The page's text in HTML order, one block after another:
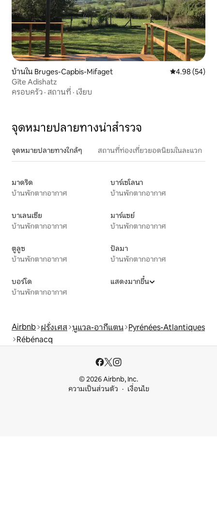
บ้านใน Bruges-Capbis-Mifaget คะแนนเฉลี่ย
4.98 (54)
Gîte Adishatz
ครอบครัว · สถานที่ · เงียบ
จุดหมายปลายทางน่าสำรวจ
จุดหมายปลายทางใกล้ๆ สถานที่ท่องเที่ยวยอดนิยมในละแวก
มาดริด
บ้านพักตากอากาศ
บาร์เซโลนา
บ้านพักตากอากาศ
บาเลนเซีย
บ้านพักตากอากาศ
มาร์แซย์
บ้านพักตากอากาศ
ตูลูซ
บ้านพักตากอากาศ
ปัลมา
บ้านพักตากอากาศ
บอร์โด
บ้านพักตากอากาศ
แสดงมากขึ้น
Airbnb ฝรั่งเศส นูแวล-อากีแตน Pyrénées-Atlantiques
Rébénacq
© 2026 Airbnb, Inc.
ความเป็นส่วนตัว
เงื่อนไข